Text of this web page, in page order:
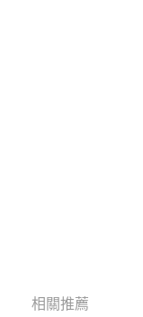
相關推薦